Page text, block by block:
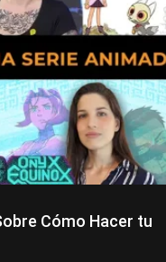
Cómo Hacer tu